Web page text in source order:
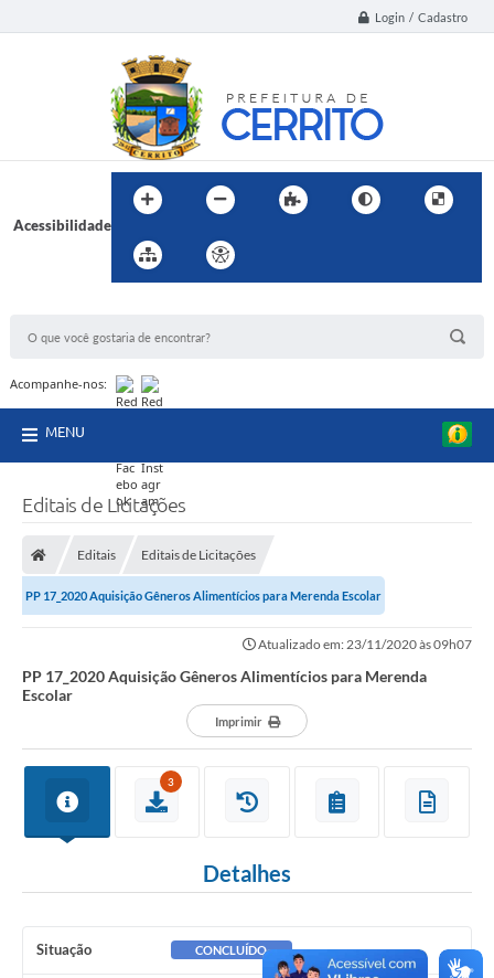
Login / Cadastro
Acessibilidade
Acompanhe-nos:
MENU
Editais de Licitações
Editais Editais de Licitações
PP 17_2020 Aquisição Gêneros Alimentícios para Merenda Escolar
Atualizado em: 23/11/2020 às 09h07
PP 17_2020 Aquisição Gêneros Alimentícios para Merenda
Escolar
Imprimir
3
Detalhes
Situação CONCLUÍDO